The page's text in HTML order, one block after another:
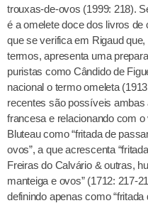
trouxas-de-ovos (1999: 218).
é a omelete doce dos livros de
que se verifica em Rigaud
termos, apresenta uma
puristas como Cândido de
nacional o termo omeleta
recentes são possíveis
francesa e relacionando com
Bluteau como “fritada de
ovos”, a que acrescenta
Freiras do Calvário & outras,
manteiga e ovos” (1712: 217-
definindo apenas como “fritada